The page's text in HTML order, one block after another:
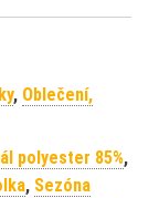
, Oblečení,
polyester 85%,
, Sezóna